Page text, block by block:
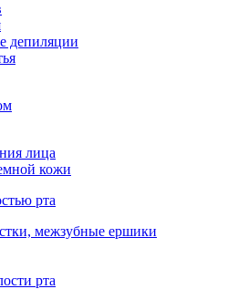
депиляции
лица
кожи
рта
межзубные ершики
рта